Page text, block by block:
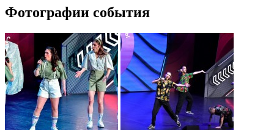
Фотографии события